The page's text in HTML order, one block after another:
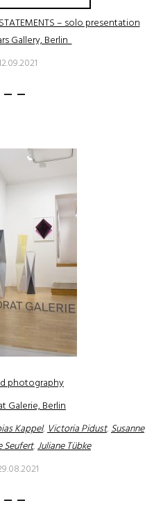
– solo presentation
Gallery, Berlin
–
photography
Galerie, Berlin
Kappel,Victoria Pidust,Susanne
Seufert,Juliane Tübke
–